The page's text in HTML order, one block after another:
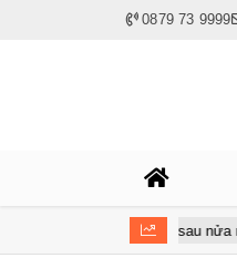
0879 73 9999
gần 120 tỷ sau nửa năm